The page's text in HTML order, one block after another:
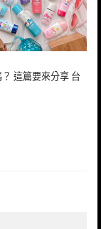
這篇要來分享 台